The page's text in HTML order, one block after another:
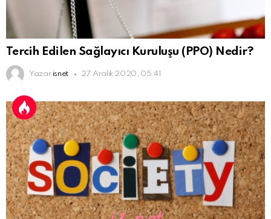
Tercih Edilen Sağlayıcı Kuruluşu (PPO) Nedir?
Yazar isnet 27 Aralık 2020, 05:41